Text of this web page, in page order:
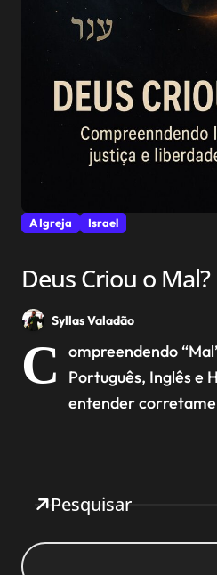
A Igreja Israel
Deus Criou o Mal?
Syllas Valadão
C
ompreendendo
Português, Inglês e
entender
Pesquisar